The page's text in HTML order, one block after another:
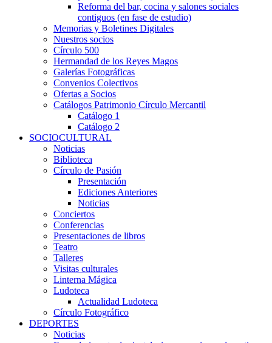
Reforma del bar, cocina y salones sociales
contiguos (en fase de estudio)
Memorias y Boletines Digitales
Nuestros socios
Círculo 500
Hermandad de los Reyes Magos
Galerías Fotográficas
Convenios Colectivos
Ofertas a Socios
Catálogos Patrimonio Círculo Mercantil
Catálogo 1
Catálogo 2
SOCIOCULTURAL
Noticias
Biblioteca
Círculo de Pasión
Presentación
Ediciones Anteriores
Noticias
Conciertos
Conferencias
Presentaciones de libros
Teatro
Talleres
Visitas culturales
Linterna Mágica
Ludoteca
Actualidad Ludoteca
Círculo Fotográfico
DEPORTES
Noticias